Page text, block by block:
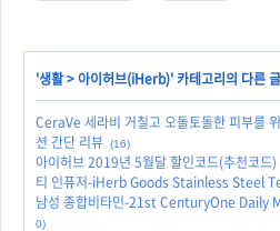
'생활>아이허브(iHerb)' 카테고리의 다른 글
CeraVe 세라비 거칠고 오돌토돌한 피부를
션 간단 리뷰 (16)
아이허브 2019년 5월달 할인코드(추천코드)
티 인퓨저-iHerb Goods Stainless Steel
남성 종합비타민-21st CenturyOne Daily
0)